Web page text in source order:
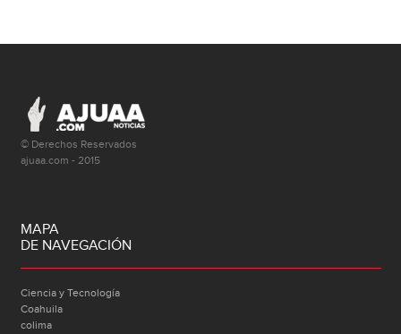
© Derechos Reservados
ajuaa.com - 2015
MAPA
DE NAVEGACIÓN
Ciencia y Tecnología
Coahuila
colima